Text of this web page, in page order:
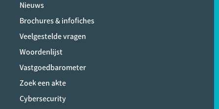
Nieuws
Brochures & infofiches
Veelgestelde vragen
Woordenlijst
Vastgoedbarometer
Zoek een akte
Cybersecurity